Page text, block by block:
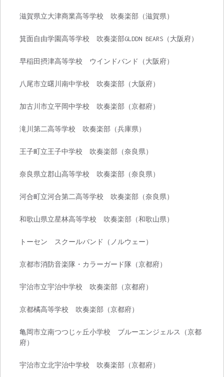
滋賀県立大津商業高等学校 吹奏楽部（滋賀県）
箕面自由学園高等学校 吹奏楽部GLDDN BEARS（大阪府）
早稲田摂津高等学校 ウインドバンド（大阪府）
八尾市立曙川南中学校 吹奏楽部（大阪府）
加古川市立平岡中学校 吹奏楽部（京都府）
滝川第二高等学校 吹奏楽部（兵庫県）
王子町立王子中学校 吹奏楽部（奈良県）
奈良県立郡山高等学校 吹奏楽部（奈良県）
河合町立河合第二高等学校 吹奏楽部（奈良県）
和歌山県立星林高等学校 吹奏楽部（和歌山県）
トーセン スクールバンド（ノルウェー）
京都市消防音楽隊・カラーガード隊（京都府）
宇治市立宇治中学校 吹奏楽部（京都府）
京都橘高等学校 吹奏楽部（京都府）
亀岡市立南つつじヶ丘小学校 ブルーエンジェルス（京都
府）
宇治市立北宇治中学校 吹奏楽部（京都府）